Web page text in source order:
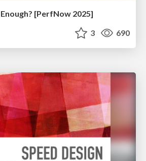
[PerfNow 2025]
3 690